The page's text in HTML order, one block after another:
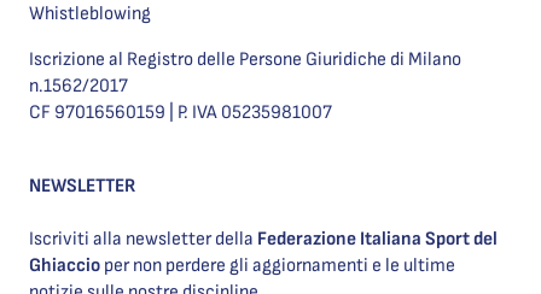
Whistleblowing
Iscrizione al Registro delle Persone Giuridiche di Milano
n.1562/2017
CF 97016560159 | P. IVA 05235981007
NEWSLETTER
Iscriviti alla newsletter della Federazione Italiana Sport del
Ghiaccio per non perdere gli aggiornamenti e le ultime